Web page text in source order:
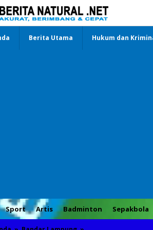
Berita Utama Hukum dan
Sport Artis Badminton Sepakbola